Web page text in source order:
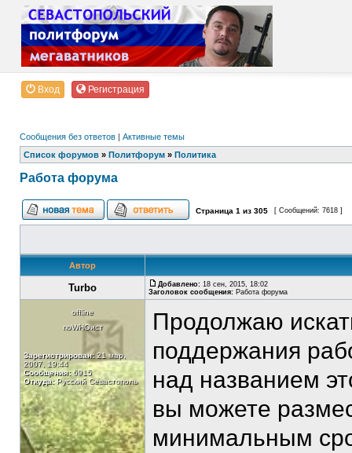
Вход Регистрация
Сообщения без ответов | Активные темы
Список форумов » Политфорум » Политика
Работа форума
Страница 1 из 305 [ Сообщений: 7618 ]
Автор
Turbo Добавлено: 18 сен, 2015, 18:02
Заголовок сообщения: Работа форума
offline
поWHOист
Зарегистрирован:21 мар,
2007, 19:44
Сообщения:6915
Откуда:Русский Севастополь
Продолжаю
поддержания
над названием
вы можете
минимальным